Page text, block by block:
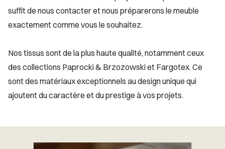
suffit de nous contacter et nous préparerons le meuble
exactement comme vous le souhaitez.
Nos tissus sont de la plus haute qualité, notamment ceux
des collections Paprocki & Brzozowski et Fargotex. Ce
sont des matériaux exceptionnels au design unique qui
ajoutent du caractère et du prestige à vos projets.